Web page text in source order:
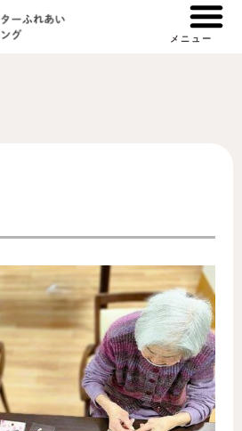
メニュー